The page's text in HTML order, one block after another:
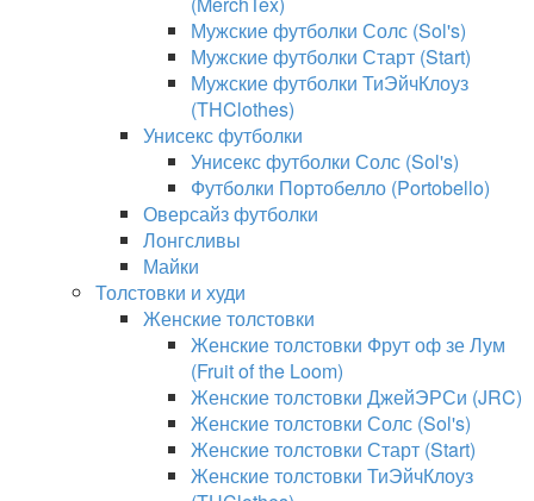
Мужские футболки Солс (Sol's)
Мужские футболки Старт (Start)
Мужские футболки ТиЭйчКлоуз
(THClothes)
Унисекс футболки
Унисекс футболки Солс (Sol's)
Футболки Портобелло (Portobello)
Оверсайз футболки
Лонгсливы
Майки
Толстовки и худи
Женские толстовки
Женские толстовки Фрут оф зе Лум
(Fruit of the Loom)
Женские толстовки ДжейЭРСи (JRC)
Женские толстовки Солс (Sol's)
Женские толстовки Старт (Start)
Женские толстовки ТиЭйчКлоуз